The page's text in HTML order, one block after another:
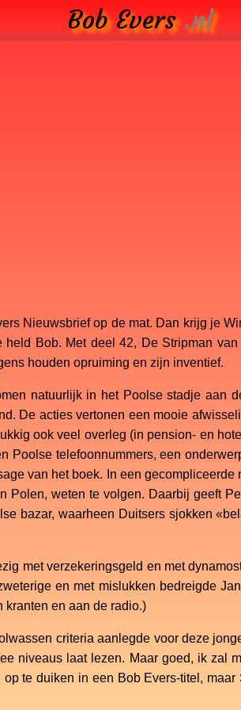
Bob Evers.nl
Nieuwsbrief op de mat. Dan krijg je
Bob. Met deel 42, De Stripman
houden opruiming en zijn inventief.
natuurlijk in het Poolse stadje aan
De acties vertonen een mooie
ook veel overleg (in pension- en
Poolse telefoonnummers, een
van het boek. In een
Polen, weten te volgen. Daarbij geeft
bazar, waarheen Duitsers sjokken
met verzekeringsgeld en met
en met mislukken bedreigde
en aan de radio.)
criteria aanlegde voor deze
niveaus laat lezen. Maar goed, ik zal
te duiken in een Bob Evers-titel,